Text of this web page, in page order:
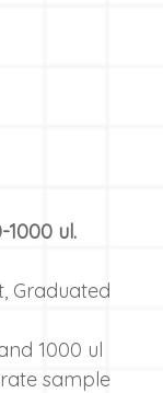
ul.
Graduated
1000 ul
sample